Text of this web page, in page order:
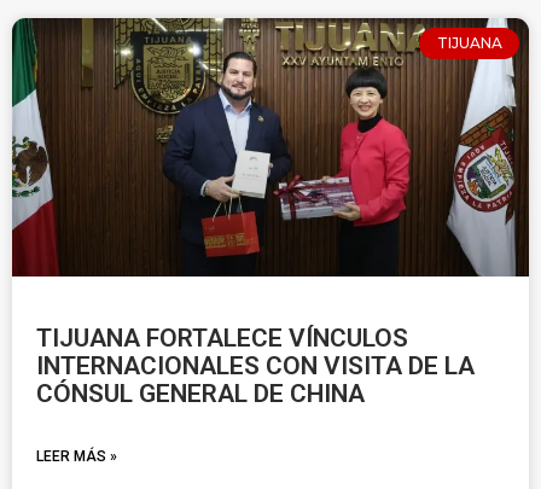
TIJUANA
TIJUANA FORTALECE VÍNCULOS
INTERNACIONALES CON VISITA DE LA
CÓNSUL GENERAL DE CHINA
LEER MÁS »